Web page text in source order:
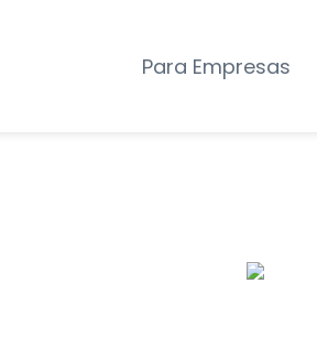
Para Empresas